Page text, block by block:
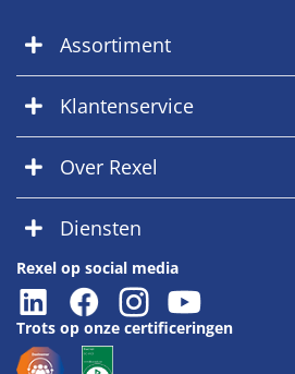
Assortiment
Klantenservice
Over Rexel
Diensten
Rexel op social media
Trots op onze certificeringen